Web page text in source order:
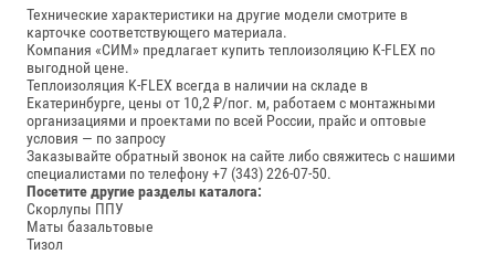
Технические характеристики на другие модели смотрите в
карточке соответствующего материала.
Компания «СИМ» предлагает купить теплоизоляцию K-FLEX по
выгодной цене.
Теплоизоляция K‑FLEX всегда в наличии на складе в
Екатеринбурге, цены от 10,2 ₽/пог. м, работаем с монтажными
организациями и проектами по всей России, прайс и оптовые
условия — по запросу
Заказывайте обратный звонок на сайте либо свяжитесь с нашими
специалистами по телефону +7 (343) 226-07-50.
Посетите другие разделы каталога:
Скорлупы ППУ
Маты базальтовые
Тизол